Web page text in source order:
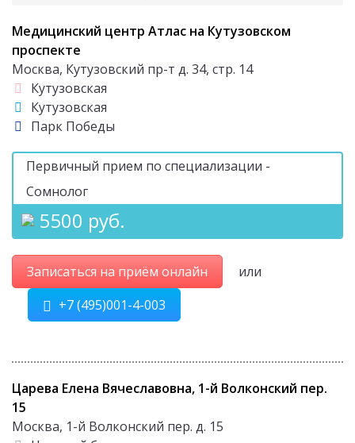
Медицинский центр Атлас на Кутузовском
проспекте
Москва, Кутузовский пр-т д. 34, стр. 14
Кутузовская
Кутузовская
Парк Победы
Первичный прием по специализации -
Сомнолог
5500 руб.
Записаться на приём онлайн
или
+7 (495)001-4-003
Царева Елена Вячеславовна, 1-й Волконский пер.
15
Москва, 1-й Волконский пер. д. 15